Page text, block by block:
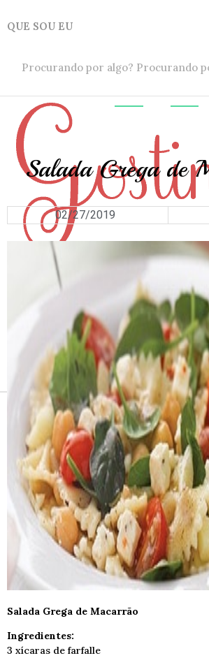
QUE SOU EU
Receitas e vinhos
Salada Grega de
02/27/2019
Salada Grega de Macarrão
Ingredientes:
3 xícaras de farfalle